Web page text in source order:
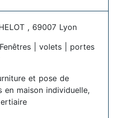
, 69007 Lyon
Fenêtres | volets | portes
et pose de
en maison individuelle,